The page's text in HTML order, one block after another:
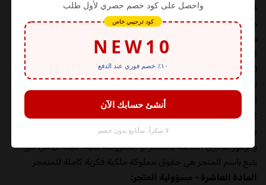
4- يلتزم المتجر بتوفير المواصفات المحاسبية المتعارف عليها في
متجره الالكتروني، تطبيقاً لأحكام هذه الاتفاقية، ولما في هذا التنظيم
من مصالح قانونية واقتصادية وتجارية وتنظيمية.
المادة التاسعة – الملكية الفكرية:
1- إن حقوق الملكية الفكرية الخاصة بالمتجر هي حقوق مملوكة
للمتجر ملكية تامة، سواءً كانت مملوكة لهم قبل تأسيس هذه المنصة
الالكترونية أم بعد تأسيسها.
2- يحترم المستهلك أو المستهلك حقوق الملكية الفكرية الخاصة
بالمتجر، والتي من ضمنها اسم المتجر نفسه، والكلمات والشعارات
والرموز الأخرى الخاصة بالمتجر أو المعروضة عليه، حيث أن كل حق
يتبع باسم المتجر هي حقوق مملوكة ملكية فكرية كاملة للمتمجر
المادة العاشرة - مسؤولية المتجر: